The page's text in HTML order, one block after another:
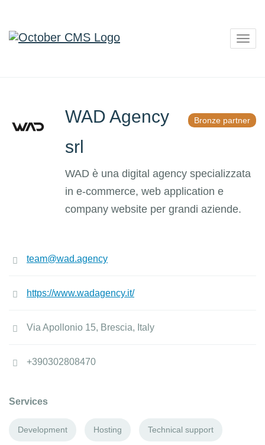
Bronze partner
WAD Agency
srl
WAD è una digital agency specializzata
in e-commerce, web application e
company website per grandi aziende.
team@wad.agency
https://www.wadagency.it/
Via Apollonio 15, Brescia, Italy
+390302808470
Services
Development Hosting Technical support